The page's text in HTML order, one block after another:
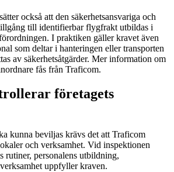
också att den säkerhetsansvariga och
till identifierbar flygfrakt utbildas i
I praktiken gäller kravet även
som deltar i hanteringen eller transporten
av säkerhetsåtgärder. Mer information om
fås från Traficom.
företagets
kunna beviljas krävs det att Traficom
och verksamhet. Vid inspektionen
rutiner, personalens utbildning,
uppfyller kraven.